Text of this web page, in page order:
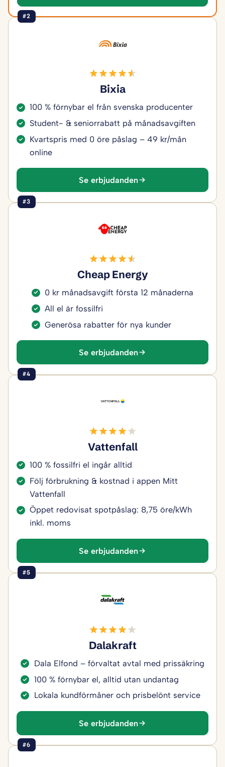
#2
Bixia
100 % förnybar el från svenska producenter
Student- & seniorrabatt på månadsavgiften
Kvartspris med 0 öre påslag – 49 kr/mån
online
Se erbjudanden
#3
Cheap Energy
0 kr månadsavgift första 12 månaderna
All el är fossilfri
Generösa rabatter för nya kunder
Se erbjudanden
#4
Vattenfall
100 % fossilfri el ingår alltid
Följ förbrukning & kostnad i appen Mitt
Vattenfall
Öppet redovisat spotpåslag: 8,75 öre/kWh
inkl. moms
Se erbjudanden
#5
Dalakraft
Dala Elfond – förvaltat avtal med prissäkring
100 % förnybar el, alltid utan undantag
Lokala kundförmåner och prisbelönt service
Se erbjudanden
#6